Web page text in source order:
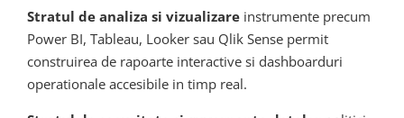
Stratul de analiza si vizualizare instrumente precum
Power BI, Tableau, Looker sau Qlik Sense permit
construirea de rapoarte interactive si dashboarduri
operationale accesibile in timp real.